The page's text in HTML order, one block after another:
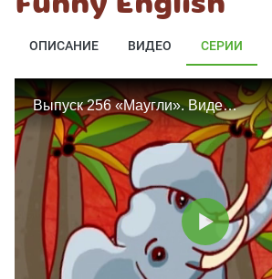
ОПИСАНИЕ ВИДЕО СЕРИИ